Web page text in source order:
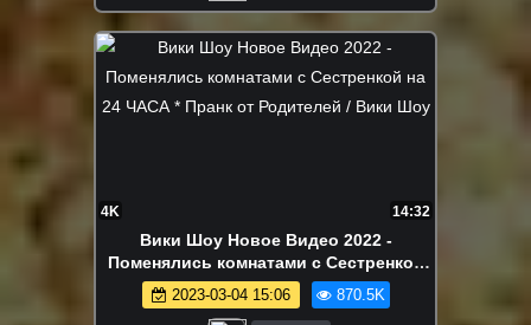
4K 14:32
Вики Шоу Новое Видео 2022 -
Поменялись комнатами с Сестренкой
на 24 ЧАСА * Пранк от Родителей / Вики
Шоу
2023-03-04 15:06 870.5K